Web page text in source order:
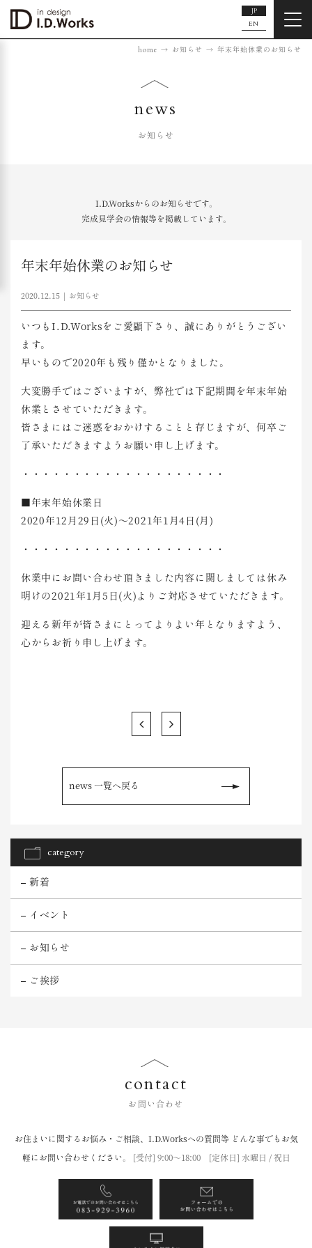
JP
EN
home お知らせ 年末年始休業のお知らせ
news
お知らせ
I.D.Worksからのお知らせです。
完成見学会の情報等を掲載しています。
年末年始休業のお知らせ
2020.12.15 お知らせ
いつもI.D.Worksをご愛顧下さり、誠にありがとうござい
ます。
早いもので2020年も残り僅かとなりました。
大変勝手ではございますが、弊社では下記期間を年末年始
休業とさせていただきます。
皆さまにはご迷惑をおかけすることと存じますが、何卒ご
了承いただきますようお願い申し上げます。
・・・・・・・・・・・・・・・・・・・・
■年末年始休業日
2020年12月29日(火)～2021年1月4日(月)
・・・・・・・・・・・・・・・・・・・・
休業中にお問い合わせ頂きました内容に関しましては休み
明けの2021年1月5日(火)よりご対応させていただきます。
迎える新年が皆さまにとってよりよい年となりますよう、
心からお祈り申し上げます。
news 一覧へ戻る
category
新着
イベント
お知らせ
ご挨拶
contact
お問い合わせ
お住まいに関するお悩み・ご相談、I.D.Worksへの質問等 どんな事でもお気
軽にお問い合わせください。 [受付] 9:00〜18:00 [定休日] 水曜日 / 祝日